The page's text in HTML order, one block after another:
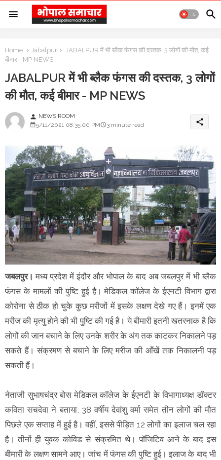
Home Jabalpur
JABALPUR में भी ब्लैक फंगस की दस्तक, 3 लोगों की मौत, कई
बीमार - MP NEWS
JABALPUR में भी ब्लैक फंगस की दस्तक, 3 लोगों
की मौत, कई बीमार - MP NEWS
person NEWS ROOM
5/11/2021 08:35:00 PM
3 minute read share
जबलपुर। मध्य प्रदेश में इंदौर और भोपाल के बाद अब जबलपुर में भी ब्लैक
फंगस के मामलों की पुष्टि हुई है। मेडिकल कॉलेज के ईएनटी विभाग द्वारा
कोरोना से ठीक हो चुके कुछ मरीजों में इसके लक्षण देखे गए हैं। इनमें एक
मरीज की मृत्यु होने की भी पुष्टि की गई है। ये बीमारी इतनी खतरनाक है कि
लोगों की जान बचाने के लिए उनके शरीर के अंग तक काटकर निकालने पड़
सकते हैं। संक्रमण से बचाने के लिए मरीज की आँखें तक निकालनी पड़
सकती हैं।
नेताजी सुभाषचंद्र बोस मेडिकल कॉलेज के ईएनटी के विभागाध्यक्ष डॉक्टर
कविता सचदेवा ने बताया, 38 वर्षीय देवांशु वर्मा समेत तीन लोगों की मौत
पिछले एक सप्ताह में हुई है। वहीं, इससे पीड़ित 12 लोगों का इलाज चल रहा
है। तीनों ही युवक कोविड से संक्रमित थे। पॉजिटिव आने के बाद इस
बीमारी के लक्षण सामने आए। जांच में फंगस की पुष्टि हुई। इलाज के बाद भी